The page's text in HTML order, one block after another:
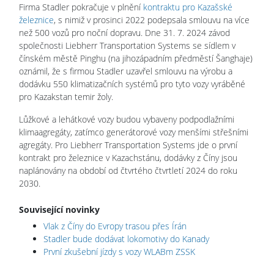
Firma Stadler pokračuje v plnění kontraktu pro Kazašské
železnice, s nimiž v prosinci 2022 podepsala smlouvu na více
než 500 vozů pro noční dopravu. Dne 31. 7. 2024 závod
společnosti Liebherr Transportation Systems se sídlem v
čínském městě Pinghu (na jihozápadním předměstí Šanghaje)
oznámil, že s firmou Stadler uzavřel smlouvu na výrobu a
dodávku 550 klimatizačních systémů pro tyto vozy vyráběné
pro Kazakstan temir žoly.
Lůžkové a lehátkové vozy budou vybaveny podpodlažními
klimaagregáty, zatímco generátorové vozy menšími střešními
agregáty. Pro Liebherr Transportation Systems jde o první
kontrakt pro železnice v Kazachstánu, dodávky z Číny jsou
naplánovány na období od čtvrtého čtvrtletí 2024 do roku
2030.
Související novinky
Vlak z Číny do Evropy trasou přes Írán
Stadler bude dodávat lokomotivy do Kanady
První zkušební jízdy s vozy WLABm ZSSK